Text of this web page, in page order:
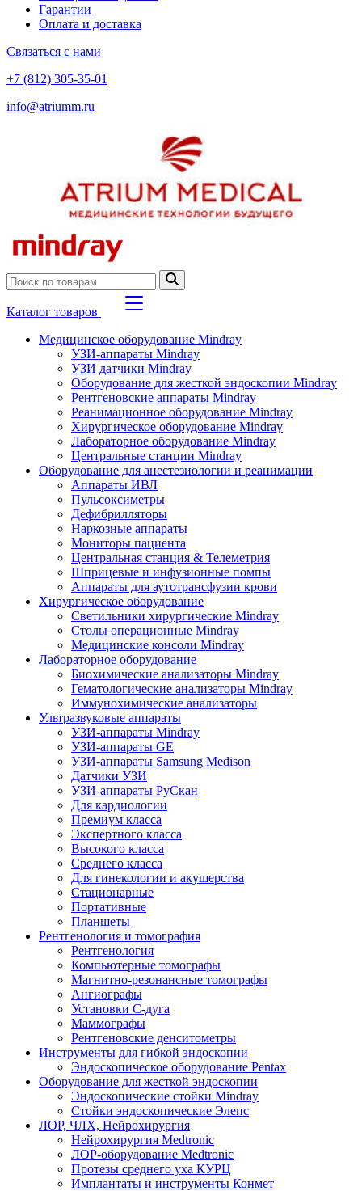
Гарантии
Оплата и доставка
Связаться с нами
+7 (812) 305-35-01
info@atriumm.ru
Каталог товаров
Медицинское оборудование Mindray
УЗИ-аппараты Mindray
УЗИ датчики Mindray
Оборудование для жесткой эндоскопии Mindray
Рентгеновские аппараты Mindray
Реанимационное оборудование Mindray
Хирургическое оборудование Mindray
Лабораторное оборудование Mindray
Центральные станции Mindray
Оборудование для анестезиологии и реанимации
Аппараты ИВЛ
Пульсоксиметры
Дефибрилляторы
Наркозные аппараты
Мониторы пациента
Центральная станция & Телеметрия
Шприцевые и инфузионные помпы
Аппараты для аутотрансфузии крови
Хирургическое оборудование
Светильники хирургические Mindray
Столы операционные Mindray
Медицинские консоли Mindray
Лабораторное оборудование
Биохимические анализаторы Mindray
Гематологические анализаторы Mindray
Иммунохимические анализаторы
Ультразвуковые аппараты
УЗИ-аппараты Mindray
УЗИ-аппараты GE
УЗИ-аппараты Samsung Medison
Датчики УЗИ
УЗИ-аппараты РуСкан
Для кардиологии
Премиум класса
Экспертного класса
Высокого класса
Среднего класса
Для гинекологии и акушерства
Стационарные
Портативные
Планшеты
Рентгенология и томография
Рентгенология
Компьютерные томографы
Магнитно-резонансные томографы
Ангиографы
Установки С-дуга
Маммографы
Рентгеновские денситометры
Инструменты для гибкой эндоскопии
Эндоскопическое оборудование Pentax
Оборудование для жесткой эндоскопии
Эндоскопические стойки Mindray
Стойки эндоскопические Элепс
ЛОР, ЧЛХ, Нейрохирургия
Нейрохирургия Medtronic
ЛОР-оборудование Medtronic
Протезы среднего уха КУРЦ
Имплантаты и инструменты Конмет